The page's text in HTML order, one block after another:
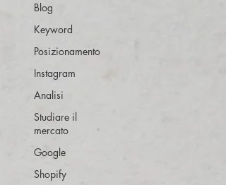
Blog
Keyword
Posizionamento
Instagram
Analisi
Studiare il
mercato
Google
Shopify